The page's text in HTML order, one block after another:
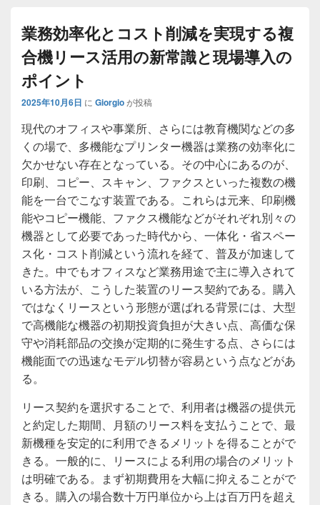
業務効率化とコスト削減を実現する複
合機リース活用の新常識と現場導入の
ポイント
2025年10月6日 に Giorgioが投稿
現代のオフィスや事業所、さらには教育機関などの多
くの場で、多機能なプリンター機器は業務の効率化に
欠かせない存在となっている。 その中心にあるのが、
印刷、コピー、スキャン、ファクスといった複数の機
能を一台でこなす装置である。これらは元来、印刷機
能やコピー機能、ファクス機能などがそれぞれ別々の
機器として必要であった時代から、一体化・省スペー
ス化・コスト削減という流れを経て、普及が加速して
きた。中でもオフィスなど業務用途で主に導入されて
いる方法が、こうした装置のリース契約である。購入
ではなくリースという形態が選ばれる背景には、大型
で高機能な機器の初期投資負担が大きい点、高価な保
守や消耗部品の交換が定期的に発生する点、さらには
機能面での迅速なモデル切替が容易という点などがあ
る。
リース契約を選択することで、利用者は機器の提供元
と約定した期間、月額のリース料を支払うことで、最
新機種を安定的に利用できるメリットを得ることがで
きる。一般的に、リースによる利用の場合のメリット
は明確である。まず初期費用を大幅に抑えることがで
きる。購入の場合数十万円単位から上は百万円を超え